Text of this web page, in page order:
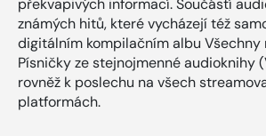
překvapivých informací. Součástí
známých hitů, které vycházejí též
digitálním kompilačním albu Všechny
Písničky ze stejnojmenné audioknihy
rovněž k poslechu na všech
platformách.